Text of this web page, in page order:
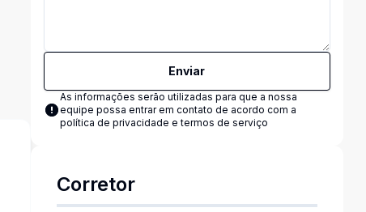
Enviar
As informações serão utilizadas para que a nossa
equipe possa entrar em contato de acordo com a
política de privacidade e termos de serviço
Corretor